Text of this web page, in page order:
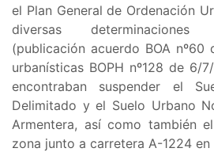
el Plan General de Ordenación
diversas
(publicación acuerdo BOA
urbanísticas BOPH nº128 de 6/
encontraban suspender el
Delimitado y el Suelo Urbano
Armentera, así como también
zona junto a carretera A-1224